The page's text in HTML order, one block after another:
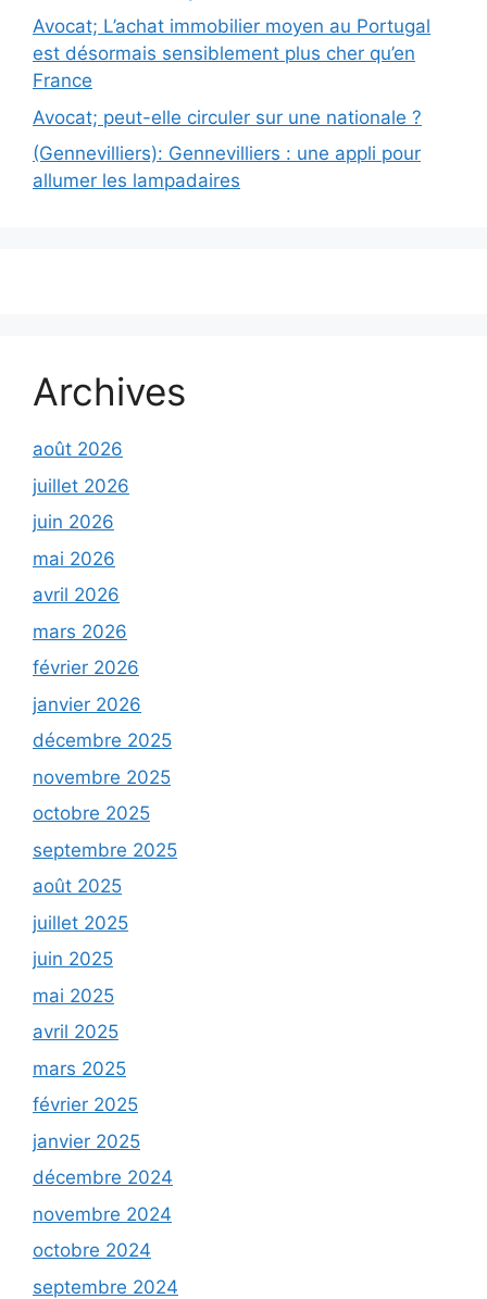
Avocat; L’achat immobilier moyen au Portugal
est désormais sensiblement plus cher qu’en
France
Avocat; peut-elle circuler sur une nationale ?
(Gennevilliers): Gennevilliers : une appli pour
allumer les lampadaires
Archives
août 2026
juillet 2026
juin 2026
mai 2026
avril 2026
mars 2026
février 2026
janvier 2026
décembre 2025
novembre 2025
octobre 2025
septembre 2025
août 2025
juillet 2025
juin 2025
mai 2025
avril 2025
mars 2025
février 2025
janvier 2025
décembre 2024
novembre 2024
octobre 2024
septembre 2024